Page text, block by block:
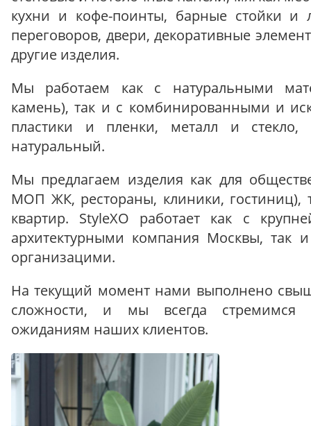
кухни и кофе-поинты, барные стойки и
переговоров, двери, декоративные
другие изделия.
Мы работаем как с натуральными
камень), так и с комбинированными и
пластики и пленки, металл и стекло,
натуральный.
Мы предлагаем изделия как для
МОП ЖК, рестораны, клиники, гостиниц),
квартир. StyleXO работает как с
архитектурными компания Москвы, так
организацими.
На текущий момент нами выполнено
сложности, и мы всегда стремимся
ожиданиям наших клиентов.